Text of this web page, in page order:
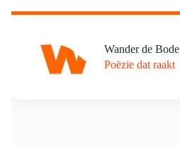
Ga
Wander de Bode
Poëzie dat raakt